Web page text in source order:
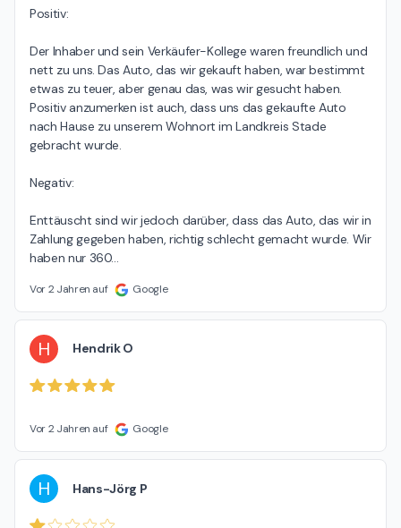
Positiv:
Der Inhaber und sein Verkäufer-Kollege waren freundlich und
nett zu uns. Das Auto, das wir gekauft haben, war bestimmt
etwas zu teuer, aber genau das, was wir gesucht haben.
Positiv anzumerken ist auch, dass uns das gekaufte Auto
nach Hause zu unserem Wohnort im Landkreis Stade
gebracht wurde.
Negativ:
Enttäuscht sind wir jedoch darüber, dass das Auto, das wir in
Zahlung gegeben haben, richtig schlecht gemacht wurde. Wir
haben nur 360…
Vor 2 Jahren auf Google
H Hendrik O
Vor 2 Jahren auf Google
H Hans-Jörg P